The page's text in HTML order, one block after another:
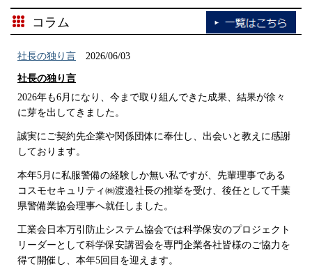
（続きを読む）
2026/01/15
2025年度 第3回 後期 現任教育 を実施しました。
（続きを読む）
2025/11/14
2025年度 第2回 後期 現任教育 を実施しました。
（続きを読む）
2025/10/15
2025年度 第1回 後期 現任教育 を実施しました。
（続きを読む）
コラム
社長の独り言 2026/06/03
社長の独り言
2026年も6月になり、今まで取り組んできた成果、結果が徐々
に芽を出してきました。
誠実にご契約先企業や関係団体に奉仕し、出会いと教えに感謝
しております。
本年5月に私服警備の経験しか無い私ですが、先輩理事である
コスモセキュリティ㈱渡邉社長の推挙を受け、後任として千葉
県警備業協会理事へ就任しました。
工業会日本万引防止システム協会では科学保安のプロジェクト
リーダーとして科学保安講習会を専門企業各社皆様のご協力を
得て開催し、本年5回目を迎えます。